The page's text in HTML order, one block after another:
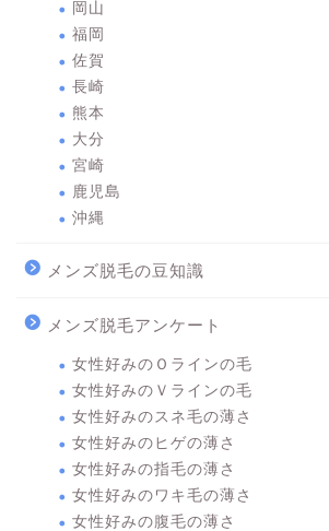
岡山
福岡
佐賀
長崎
熊本
大分
宮崎
鹿児島
沖縄
メンズ脱毛の豆知識
メンズ脱毛アンケート
女性好みのＯラインの毛
女性好みのＶラインの毛
女性好みのスネ毛の薄さ
女性好みのヒゲの薄さ
女性好みの指毛の薄さ
女性好みのワキ毛の薄さ
女性好みの腹毛の薄さ